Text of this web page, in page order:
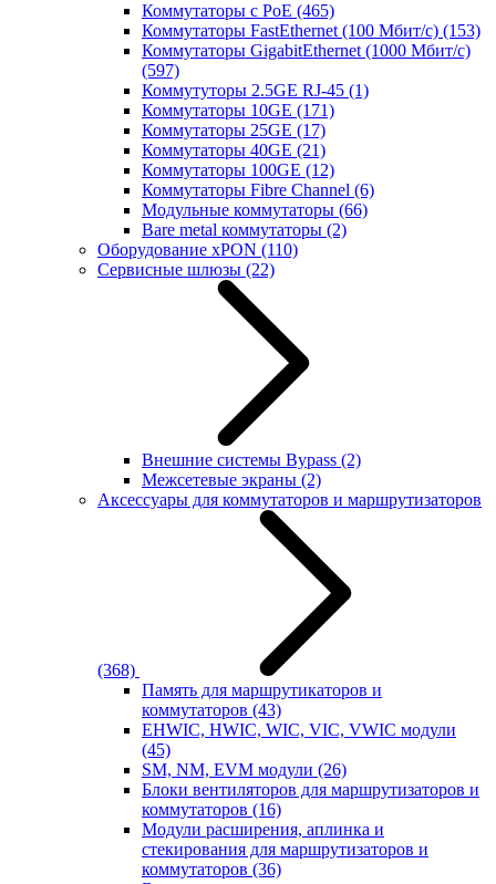
Коммутаторы с PoE (465)
Коммутаторы FastEthernet (100 Мбит/с) (153)
Коммутаторы GigabitEthernet (1000 Мбит/с)
(597)
Коммутуторы 2.5GE RJ-45 (1)
Коммутаторы 10GE (171)
Коммутаторы 25GE (17)
Коммутаторы 40GE (21)
Коммутаторы 100GE (12)
Коммутаторы Fibre Channel (6)
Модульные коммутаторы (66)
Bare metal коммутаторы (2)
Оборудование xPON (110)
Сервисные шлюзы (22)
Внешние системы Bypass (2)
Межсетевые экраны (2)
Аксессуары для коммутаторов и маршрутизаторов
(368)
Память для маршрутикаторов и
коммутаторов (43)
EHWIC, HWIC, WIC, VIC, VWIC модули
(45)
SM, NM, EVM модули (26)
Блоки вентиляторов для маршрутизаторов и
коммутаторов (16)
Модули расширения, аплинка и
стекирования для маршрутизаторов и
коммутаторов (36)